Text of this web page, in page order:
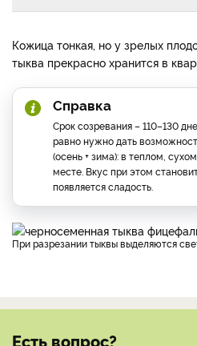
Кожица тонкая, но у зрелых
тыква прекрасно хранится в
Справка
Срок созревания – 110–130
равно нужно дать
(осень + зима): в теплом,
месте. Вкус при этом
появляется сладость.
При разрезании тыквы выделяются
Есть вопрос?